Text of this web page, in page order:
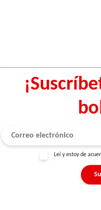
Leí y estoy de